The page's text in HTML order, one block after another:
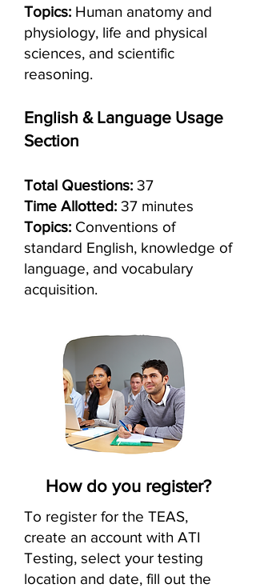
Topics: Human anatomy and
physiology, life and physical
sciences, and scientific
reasoning.
English & Language Usage
Section
Total Questions: 37
Time Allotted: 37 minutes
Topics: Conventions of
standard English, knowledge of
language, and vocabulary
acquisition.
How do you register?
To register for the TEAS,
create an account with ATI
Testing, select your testing
location and date, fill out the